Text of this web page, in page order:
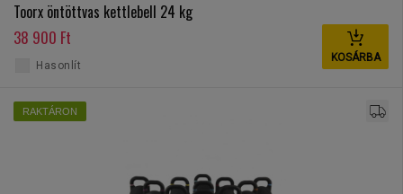
Toorx öntöttvas kettlebell 24 kg
38 900 Ft
KOSÁRBA
Hasonlít
RAKTÁRON